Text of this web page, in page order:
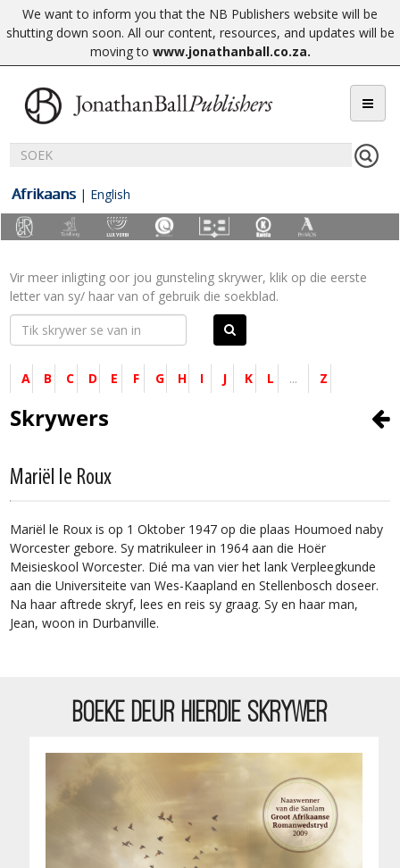
We want to inform you that the NB Publishers website will be
shutting down soon. All our content, resources, and updates will be
moving to www.jonathanball.co.za.
Afrikaans | English
Vir meer inligting oor jou gunsteling skrywer, klik op die eerste
letter van sy/ haar van of gebruik die soekblad.
A B C D E F G H I J K L ... Z
Skrywers
Mariël le Roux
Mariël le Roux is op 1 Oktober 1947 op die plaas Houmoed naby
Worcester gebore. Sy matrikuleer in 1964 aan die Hoër
Meisieskool Worcester. Dié ma van vier het lank Verpleegkunde
aan die Universiteite van Wes-Kaapland en Stellenbosch doseer.
Na haar aftrede skryf, lees en reis sy graag. Sy en haar man,
Jean, woon in Durbanville.
BOEKE DEUR HIERDIE SKRYWER